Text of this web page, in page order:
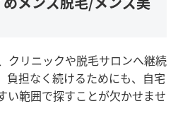
クリニックや脱毛サロンへ継続
負担なく続けるためにも、自宅
い範囲で探すことが欠かせませ